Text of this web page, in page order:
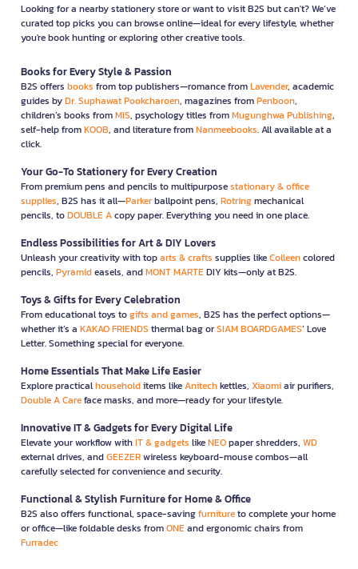
Looking for a nearby stationery store or want to visit B2S but can't? We’ve
curated top picks you can browse online—ideal for every lifestyle, whether
you're book hunting or exploring other creative tools.
Books for Every Style & Passion
B2S offers books from top publishers—romance fromLavender, academic
guides byDr. Suphawat Pookcharoen, magazines fromPenboon,
children’s books fromMIS, psychology titles fromMugunghwa Publishing,
self-help fromKOOB, and literature fromNanmeebooks. All available at a
click.
Your Go-To Stationery for Every Creation
From premium pens and pencils to multipurposestationary & office
supplies, B2S has it all—Parkerballpoint pens, Rotringmechanical
pencils, toDOUBLE Acopy paper. Everything you need in one place.
Endless Possibilities for Art & DIY Lovers
Unleash your creativity with toparts & crafts supplies likeColleencolored
pencils, Pyramideasels, andMONT MARTEDIY kits—only at B2S.
Toys & Gifts for Every Celebration
From educational toys togifts and games, B2S has the perfect options—
whether it’s a KAKAO FRIENDS thermal bag orSIAM BOARDGAMES’ Love
Letter. Something special for everyone.
Home Essentials That Make Life Easier
Explore practicalhouseholditems likeAnitechkettles, Xiaomiair purifiers,
Double A Careface masks, and more—ready for your lifestyle.
Innovative IT & Gadgets for Every Digital Life
Elevate your workflow withIT & gadgets likeNEOpaper shredders, WD
external drives, andGEEZERwireless keyboard-mouse combos—all
carefully selected for convenience and security.
Functional & Stylish Furniture for Home & Office
B2S also offers functional, space-savingfurnitureto complete your home
or office—like foldable desks fromONEand ergonomic chairs from
Furradec